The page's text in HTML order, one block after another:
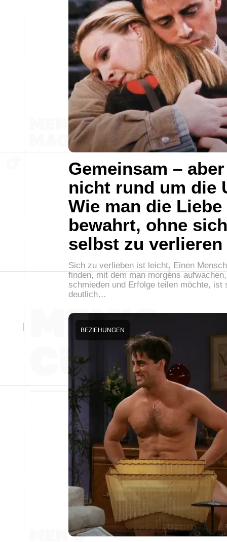
Gemeinsam – aber
nicht rund um die
Wie man die Liebe
bewahrt, ohne sich
selbst zu verlieren
Sich zu verlieben ist leicht. Einen
finden, mit dem man morgens
schmieden und Erfolge teilen möchte, ist
deutlich…
BEZIEHUNGEN